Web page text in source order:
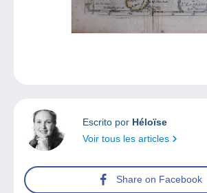
Escrito por Héloïse
Voir tous les articles
Share on Facebook